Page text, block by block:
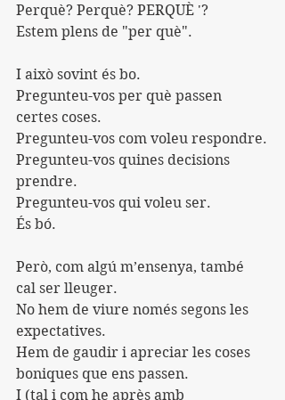
Perquè? Perquè? PERQUÈ '?
Estem plens de "per què".
I això sovint és bo.
Pregunteu-vos per què passen
certes coses.
Pregunteu-vos com voleu respondre.
Pregunteu-vos quines decisions
prendre.
Pregunteu-vos qui voleu ser.
És bó.
Però, com algú m’ensenya, també
cal ser lleuger.
No hem de viure només segons les
expectatives.
Hem de gaudir i apreciar les coses
boniques que ens passen.
I (tal i com he après amb